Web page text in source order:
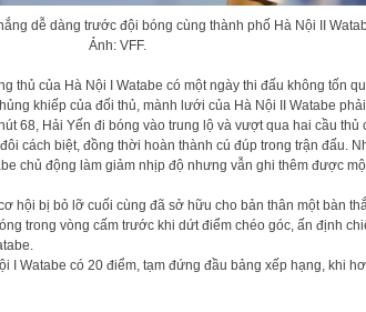
dễ dàng trước đội bóng cùng thành phố Hà Nội II
Ảnh: VFF.
thủ của Hà Nội I Watabe có một ngày thi đấu không tốn
khiếp của đối thủ, mành lưới của Hà Nội II Watabe phải
68, Hải Yến đi bóng vào trung lộ và vượt qua hai cầu thủ
cách biệt, đồng thời hoàn thành cú đúp trong trận đấu.
chủ động làm giảm nhịp độ nhưng vẫn ghi thêm được
hội bị bỏ lỡ cuối cùng đã sở hữu cho bản thân một bàn
trong vòng cấm trước khi dứt điểm chéo góc, ấn định
I Watabe có 20 điểm, tạm đứng đầu bảng xếp hạng, khi